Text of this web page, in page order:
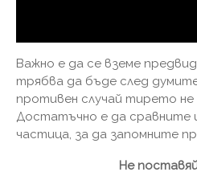
Важно е да се вземе
трябва да бъде след
противен случай тирето не
Достатъчно е да сравните
частица, за да запомните
Не